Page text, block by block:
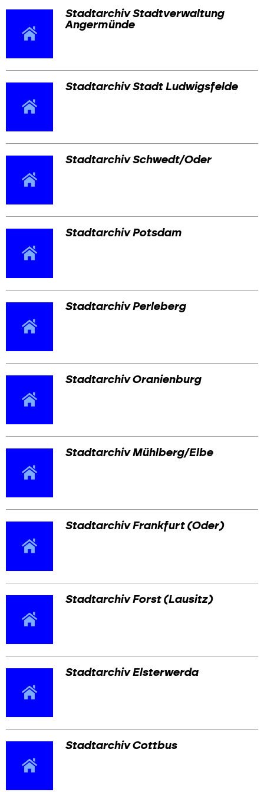
Stadtarchiv Stadtverwaltung
Angermünde
Stadtarchiv Stadt Ludwigsfelde
Stadtarchiv Schwedt/Oder
Stadtarchiv Potsdam
Stadtarchiv Perleberg
Stadtarchiv Oranienburg
Stadtarchiv Mühlberg/Elbe
Stadtarchiv Frankfurt (Oder)
Stadtarchiv Forst (Lausitz)
Stadtarchiv Elsterwerda
Stadtarchiv Cottbus